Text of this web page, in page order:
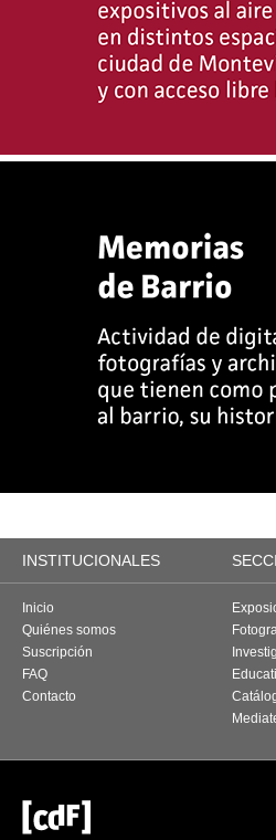
INSTITUCIONALES
Inicio
Quiénes somos
Suscripción
FAQ
Contacto